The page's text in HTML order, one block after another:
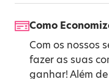
Como
Com os nossos
fazer as suas
ganhar! Além